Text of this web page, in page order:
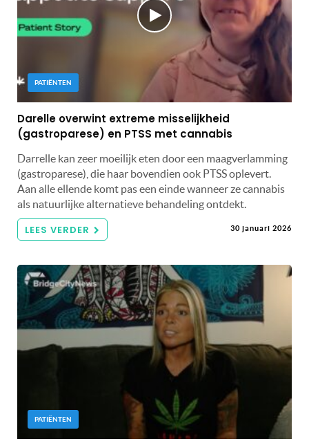
PATIËNTEN
Darelle overwint extreme misselijkheid
(gastroparese) en PTSS met cannabis
Darrelle kan zeer moeilijk eten door een maagverlamming
(gastroparese), die haar bovendien ook PTSS oplevert.
Aan alle ellende komt pas een einde wanneer ze cannabis
als natuurlijke alternatieve behandeling ontdekt.
LEES VERDER 30 januari 2026
PATIËNTEN